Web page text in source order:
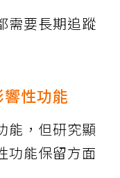
需要長期追蹤
性功能
能，但研究顯
功能保留方面